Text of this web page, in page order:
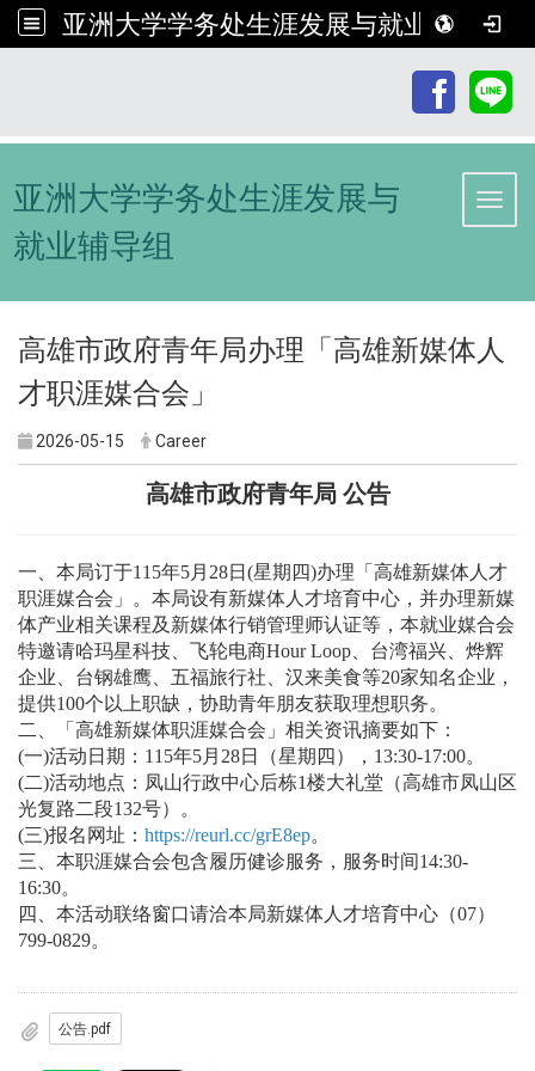
亚洲大学学务处生涯发展与就业辅导组
亚洲大学学务处生涯发展与
就业辅导组
高雄市政府青年局办理「高雄新媒体人
才职涯媒合会」
2026-05-15 Career
高雄市政府青年局 公告
一、本局订于115年5月28日(星期四)办理「高雄新媒体人才
职涯媒合会」。本局设有新媒体人才培育中心，并办理新媒
体产业相关课程及新媒体行销管理师认证等，本就业媒合会
特邀请哈玛星科技、飞轮电商Hour Loop、台湾福兴、烨辉
企业、台钢雄鹰、五福旅行社、汉来美食等20家知名企业，
提供100个以上职缺，协助青年朋友获取理想职务。
二、「高雄新媒体职涯媒合会」相关资讯摘要如下：
(一)活动日期：115年5月28日（星期四），13:30-17:00。
(二)活动地点：凤山行政中心后栋1楼大礼堂（高雄市凤山区
光复路二段132号）。
(三)报名网址： https://reurl.cc/grE8ep。
三、本职涯媒合会包含履历健诊服务，服务时间14:30-
16:30。
四、本活动联络窗口请洽本局新媒体人才培育中心（07）
799-0829。
公告.pdf